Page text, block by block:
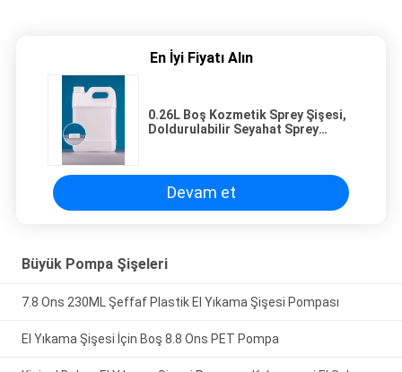
En İyi Fiyatı Alın
0.26L Boş Kozmetik Sprey Şişesi,
Doldurulabilir Seyahat Sprey
Devam et
Büyük Pompa Şişeleri
7.8 Ons 230ML Şeffaf Plastik El Yıkama Şişesi Pompası
El Yıkama Şişesi İçin Boş 8.8 Ons PET Pompa